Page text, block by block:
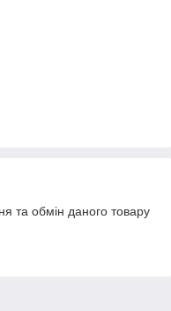
та обмін даного товару